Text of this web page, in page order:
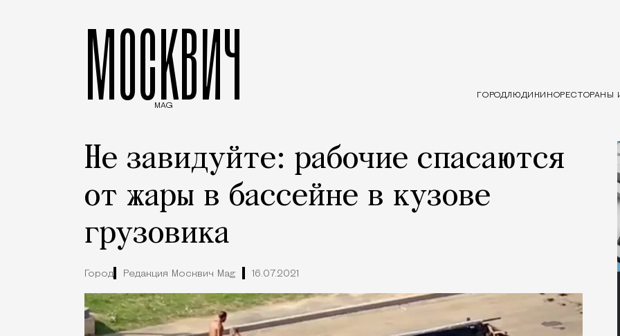
МОСКВИЧ
MAG
ГОРОДЛЮДИ КИНОРЕСТОРАНЫ
Не завидуйте: рабочие спасаются
от жары в бассейне в кузове
грузовика
Город Редакция Москвич Mag 16.07.2021